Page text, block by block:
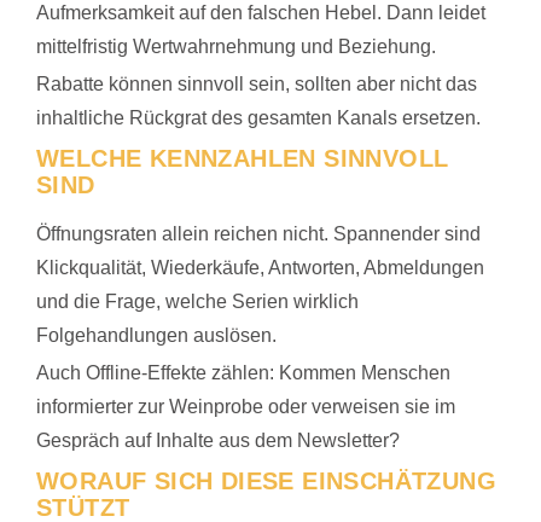
Aufmerksamkeit auf den falschen Hebel. Dann leidet
mittelfristig Wertwahrnehmung und Beziehung.
Rabatte können sinnvoll sein, sollten aber nicht das
inhaltliche Rückgrat des gesamten Kanals ersetzen.
WELCHE KENNZAHLEN SINNVOLL
SIND
Öffnungsraten allein reichen nicht. Spannender sind
Klickqualität, Wiederkäufe, Antworten, Abmeldungen
und die Frage, welche Serien wirklich
Folgehandlungen auslösen.
Auch Offline-Effekte zählen: Kommen Menschen
informierter zur Weinprobe oder verweisen sie im
Gespräch auf Inhalte aus dem Newsletter?
WORAUF SICH DIESE EINSCHÄTZUNG
STÜTZT